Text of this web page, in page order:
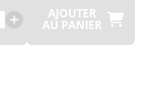
AJOUTER
AU PANIER